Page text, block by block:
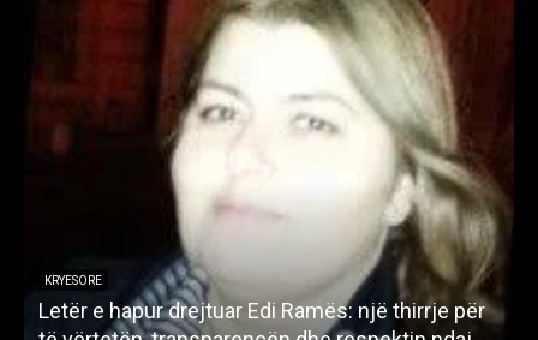
KRYESORE
Letër e hapur drejtuar Edi Ramës: një thirrje për